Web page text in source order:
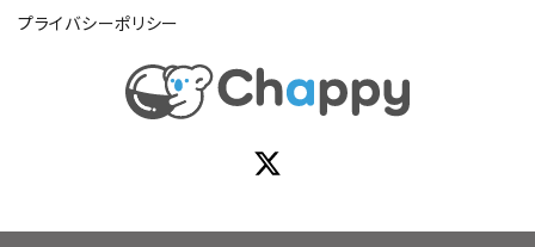
プライバシーポリシー